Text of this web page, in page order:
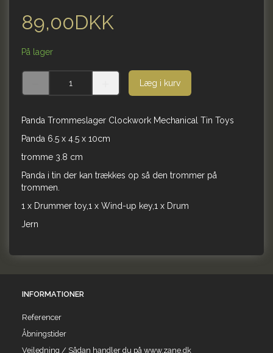
89,00DKK
På lager
Læg i kurv
Panda Trommeslager Clockwork Mechanical Tin Toys
Panda 6.5 x 4.5 x 10cm
tromme 3.8 cm
Panda i tin der kan trækkes op så den trommer på
trommen.
1 x Drummer toy,1 x Wind-up key,1 x Drum
Jern
INFORMATIONER
Referencer
Åbningstider
Vejledning / Sådan handler du på www.zane.dk